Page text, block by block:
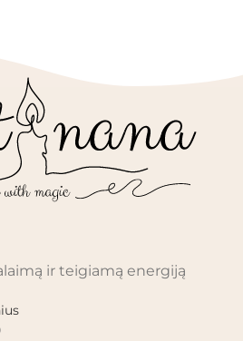
ir teigiamą energiją